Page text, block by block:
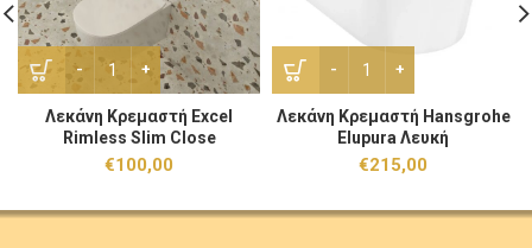
Λεκάνη Κρεμαστή Excel Rimless Slim Close ποσότητα
Λεκάνη Κρεμαστή Excel
Rimless Slim Close
€100,00
Λεκάνη Κρεμαστή
Λεκάνη Κρεμαστή Hansgrohe
Elupura Λευκή
€215,00